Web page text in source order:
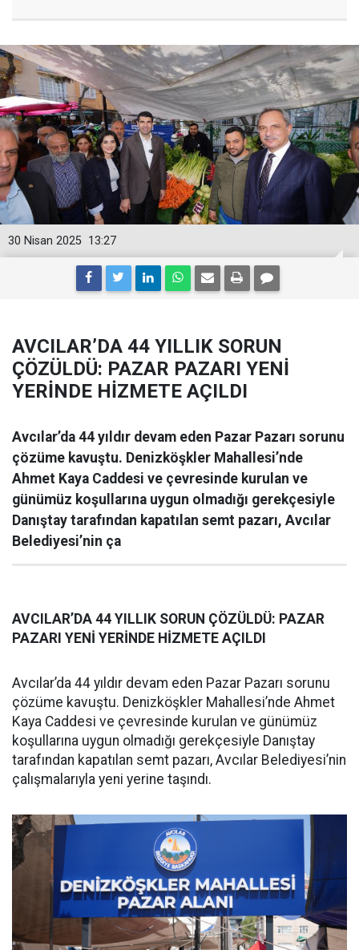
13:27
30 Nisan 2025
AVCILAR’DA 44 YILLIK SORUN
ÇÖZÜLDÜ: PAZAR PAZARI YENİ
YERİNDE HİZMETE AÇILDI
Avcılar’da 44 yıldır devam eden Pazar Pazarı sorunu
çözüme kavuştu. Denizköşkler Mahallesi’nde
Ahmet Kaya Caddesi ve çevresinde kurulan ve
günümüz koşullarına uygun olmadığı gerekçesiyle
Danıştay tarafından kapatılan semt pazarı, Avcılar
Belediyesi’nin ça
AVCILAR’DA 44 YILLIK SORUN ÇÖZÜLDÜ: PAZAR
PAZARI YENİ YERİNDE HİZMETE AÇILDI
Avcılar’da 44 yıldır devam eden Pazar Pazarı sorunu
çözüme kavuştu. Denizköşkler Mahallesi’nde Ahmet
Kaya Caddesi ve çevresinde kurulan ve günümüz
koşullarına uygun olmadığı gerekçesiyle Danıştay
tarafından kapatılan semt pazarı, Avcılar Belediyesi’nin
çalışmalarıyla yeni yerine taşındı.